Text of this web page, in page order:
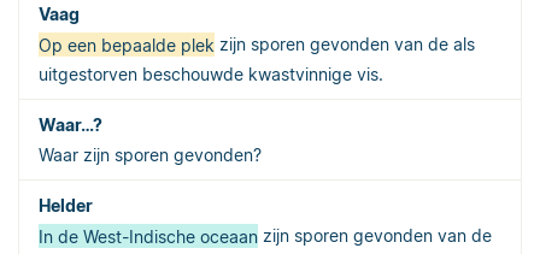
Op een bepaalde plek zijn sporen gevonden van de als
uitgestorven beschouwde kwastvinnige vis.
Waar zijn sporen gevonden?
In de West-Indische oceaan zijn sporen gevonden van de